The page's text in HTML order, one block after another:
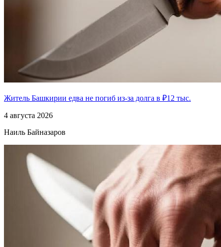
Житель Башкирии едва не погиб из-за долга в ₽12 тыс.
4 августа 2026
Наиль Байназаров